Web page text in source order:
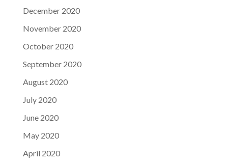
December 2020
November 2020
October 2020
September 2020
August 2020
July 2020
June 2020
May 2020
April 2020